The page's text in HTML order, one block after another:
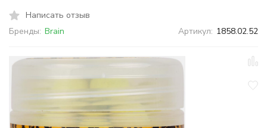
Написать отзыв
Бренды: Brain Артикул: 1858.02.52